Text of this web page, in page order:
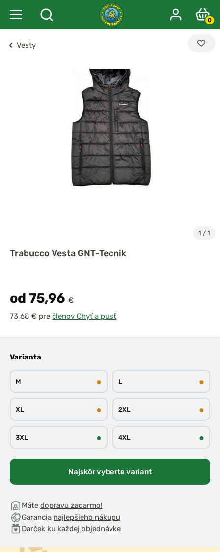
0
Vesty
1 / 1
Trabucco Vesta GNT-Tecnik
od 75,96 €
pre členov Chyť a pusť
Varianta
M ● L ●
XL ● 2XL ●
3XL ● 4XL ●
Najskôr vyberte variant
Máte dopravu zadarmo!
Garancia najlepšieho nákupu
Darček ku každej objednávke